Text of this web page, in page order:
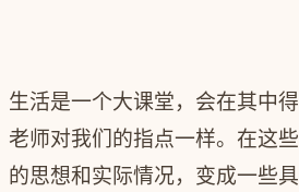
生活是一个大课堂，会在其中
老师对我们的指点一样。在这
的思想和实际情况，变成一些